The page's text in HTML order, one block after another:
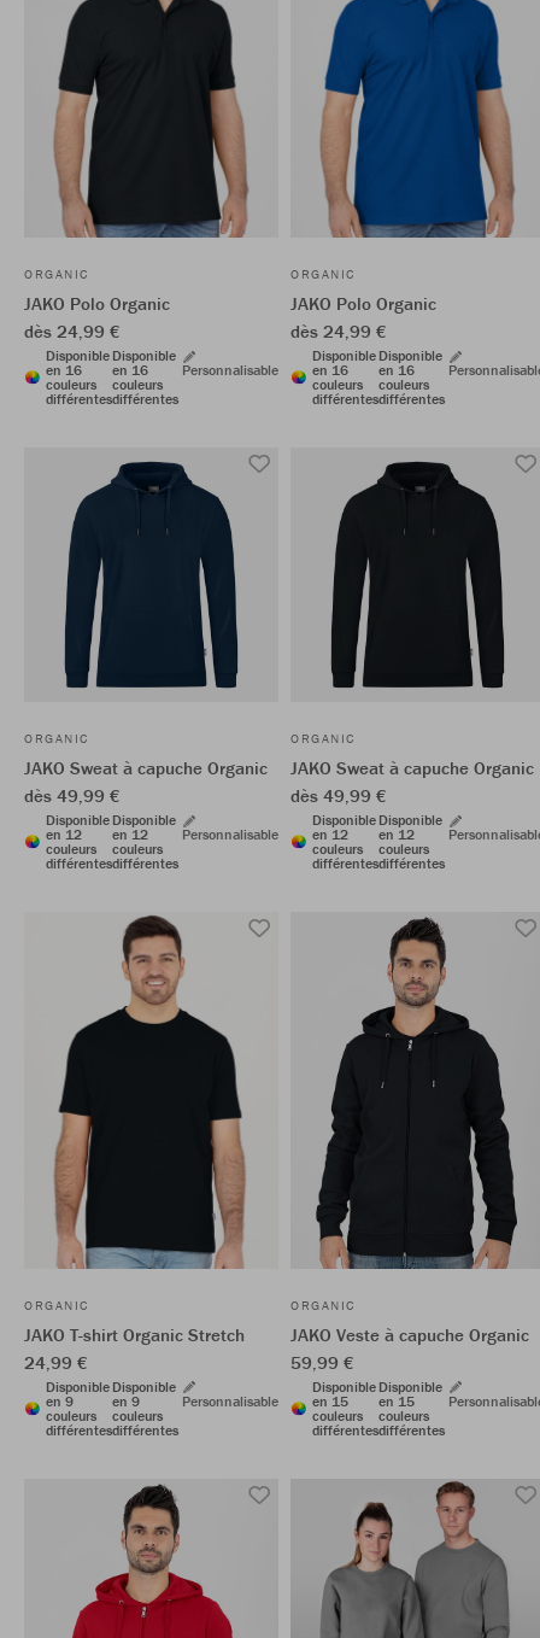
ORGANIC
JAKO Polo Organic
dès 24,99 €
Disponible
en 16
couleurs
différentes
Disponible
en 16
couleurs
différentes
Personnalisable
ORGANIC
JAKO Polo Organic
dès 24,99 €
Disponible
en 16
couleurs
différentes
Disponible
en 16
couleurs
différentes
ORGANIC
JAKO Sweat à capuche Organic
dès 49,99 €
Disponible
en 12
couleurs
différentes
Disponible
en 12
couleurs
différentes
Personnalisable
ORGANIC
JAKO Sweat à capuche Organic
dès 49,99 €
Disponible
en 12
couleurs
différentes
Disponible
en 12
couleurs
différentes
ORGANIC
JAKO T-shirt Organic Stretch
24,99 €
Disponible
en 9
couleurs
différentes
Disponible
en 9
couleurs
différentes
Personnalisable
ORGANIC
JAKO Veste à capuche Organic
59,99 €
Disponible
en 15
couleurs
différentes
Disponible
en 15
couleurs
différentes